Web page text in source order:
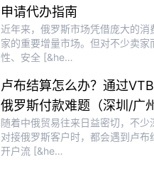
申请代办指南
近年来，俄罗斯市场凭借庞大的消
家的重要增量市场。但对不少卖家
性、安全 [&he…
卢布结算怎么办？通过
俄罗斯付款难题（深圳/广州
随着中俄贸易往来日益密切，不
对接俄罗斯客户时，都会遇到卢
开户流 [&he…